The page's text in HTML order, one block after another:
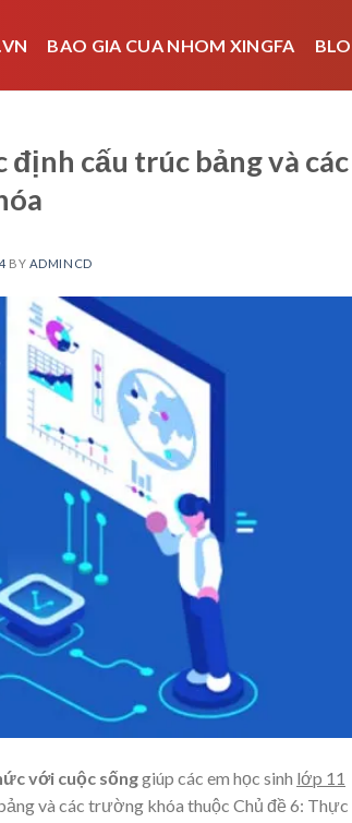
BAO GIA CUA NHOM XINGFA
cấu trúc bảng và các
BY ADMINCD
với cuộc sốnggiúp các em học sinh lớp 11
và các trường khóa thuộc Chủ đề 6: Thực